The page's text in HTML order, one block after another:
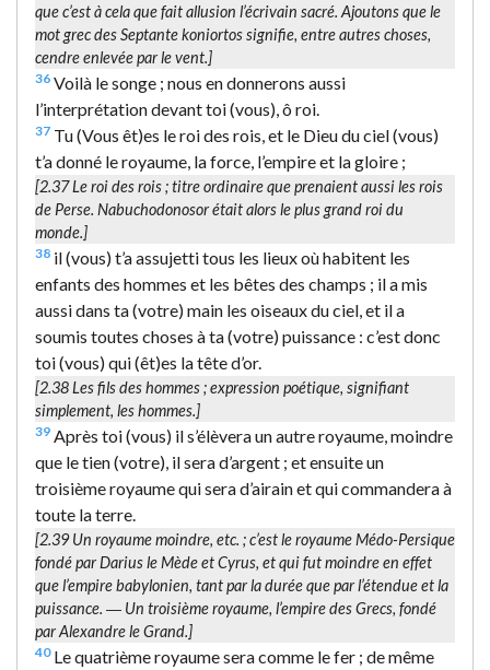
que c’est à cela que fait allusion l’écrivain sacré. Ajoutons que le
mot grec des Septantekoniortossignifie, entre autres choses,
cendre enlevée par le vent.]
36 Voilà le songe ; nous en donnerons aussi
l’interprétation devant toi (vous), ô roi.
37 Tu (Vous êt)es le roi des rois, et le Dieu du ciel (vous)
t’a donné le royaume, la force, l’empire et la gloire ;
[2.37Le roi des rois; titre ordinaire que prenaient aussi les rois
de Perse. Nabuchodonosor était alors le plus grand roi du
monde.]
38 il (vous) t’a assujetti tous les lieux où habitent les
enfants des hommes et les bêtes des champs ; il a mis
aussi dans ta (votre) main les oiseaux du ciel, et il a
soumis toutes choses à ta (votre) puissance : c’est donc
toi (vous) qui (êt)es la tête d’or.
[2.38Les fils des hommes; expression poétique, signifiant
simplement, les hommes.]
39 Après toi (vous) il s’élèvera un autre royaume, moindre
que le tien (votre), il sera d’argent ; et ensuite un
troisième royaume qui sera d’airain et qui commandera à
toute la terre.
[2.39Un royaume moindre, etc. ; c’est le royaume Médo-Persique
fondé par Darius le Mède et Cyrus, et qui fut moindre en effet
que l’empire babylonien, tant par la durée que par l’étendue et la
puissance. ― Un troisièmeroyaume, l’empire des Grecs, fondé
par Alexandre le Grand.]
40Le quatrième royaume sera comme le fer ; de même